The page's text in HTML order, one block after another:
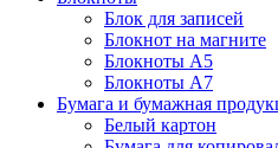
Блок для записей
Блокнот на магните
Блокноты А5
Блокноты А7
Бумага и бумажная
Белый картон